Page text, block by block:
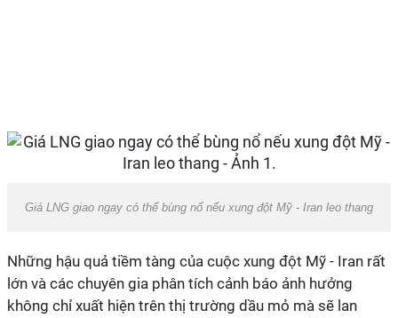
Giá LNG giao ngay có thể bùng nổ nếu xung đột Mỹ - Iran leo thang
Những hậu quả tiềm tàng của cuộc xung đột Mỹ - Iran rất
lớn và các chuyên gia phân tích cảnh báo ảnh hưởng
không chỉ xuất hiện trên thị trường dầu mỏ mà sẽ lan